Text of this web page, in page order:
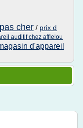
cher / prix d
auditif chez afflelou
d'appareil